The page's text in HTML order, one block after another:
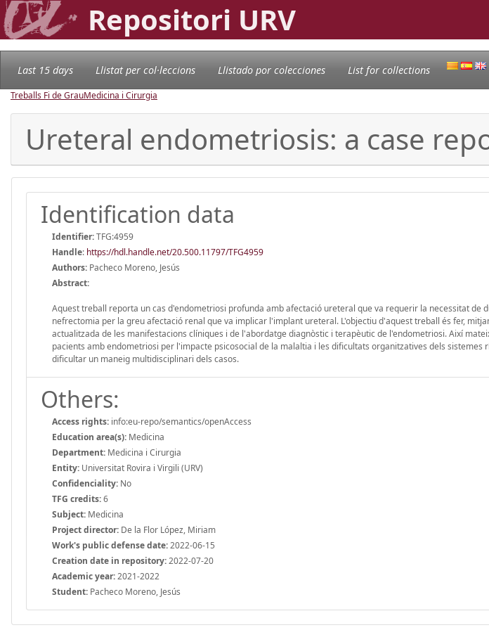
Repositori URV
Last 15 days Llistat per col·leccions Llistado por colecciones List for collections
Treballs Fi de GrauMedicina i Cirurgia
Ureteral endometriosis: a case
Identification data
Identifier:TFG:4959
Handle: https://hdl.handle.net/20.500.11797/TFG4959
Authors: Pacheco Moreno, Jesús
Abstract:
Aquest treball reporta un cas d'endometriosi profunda amb afectació ureteral que va requerir la necessitat de
nefrectomia per la greu afectació renal que va implicar l'implant ureteral. L'objectiu d'aquest treball és fer,
actualitzada de les manifestacions clíniques i de l'abordatge diagnòstic i terapèutic de l'endometriosi. Així
pacients amb endometriosi per l'impacte psicosocial de la malaltia i les dificultats organitzatives dels
dificultar un maneig multidisciplinari dels casos.
Others:
Access rights: info:eu-repo/semantics/openAccess
Education area(s): Medicina
Department: Medicina i Cirurgia
Entity: Universitat Rovira i Virgili (URV)
Confidenciality: No
TFG credits:6
Subject: Medicina
Project director: De la Flor López, Miriam
Work's public defense date:2022-06-15
Creation date in repository:2022-07-20
Academic year:2021-2022
Student: Pacheco Moreno, Jesús